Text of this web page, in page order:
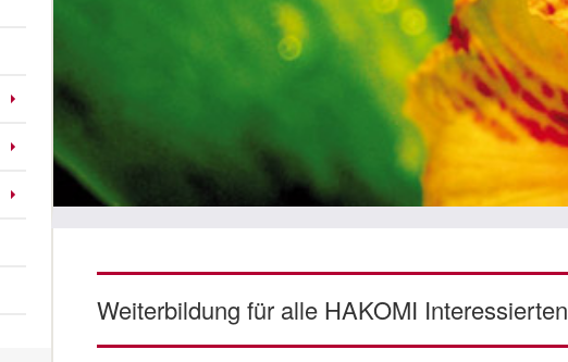
Weiterbildung für alle HAKOMI Interessierten